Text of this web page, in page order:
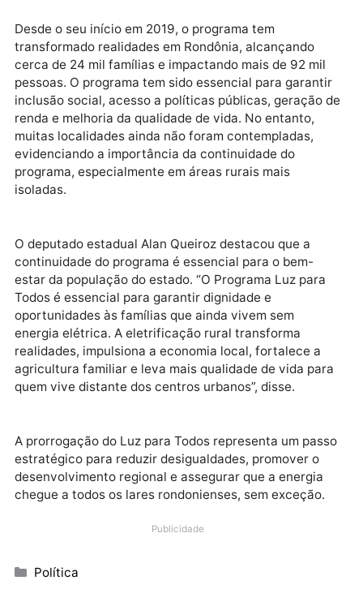
comunidades do estado.
Publicidade
Desde o seu início em 2019, o programa tem
transformado realidades em Rondônia, alcançando
cerca de 24 mil famílias e impactando mais de 92 mil
pessoas. O programa tem sido essencial para
muitas localidades ainda não foram contempladas,
evidenciando a importância da continuidade do
programa, especialmente em áreas rurais mais
isoladas.
O deputado estadual Alan Queiroz destacou que a
continuidade do programa é essencial para o bem-
oportunidades às famílias que ainda vivem sem
energia elétrica. A eletrificação rural transforma
realidades, impulsiona a economia local, fortalece a
agricultura familiar e leva mais qualidade de vida
quem vive distante dos centros urbanos”, disse.
A prorrogação do Luz para Todos representa um